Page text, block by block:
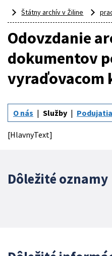
Štátny archív v Žiline
Odovzdanie
dokumentov
vyraďovacom
O nás Služby Podujatia
[HlavnyText]
Dôležité oznamy